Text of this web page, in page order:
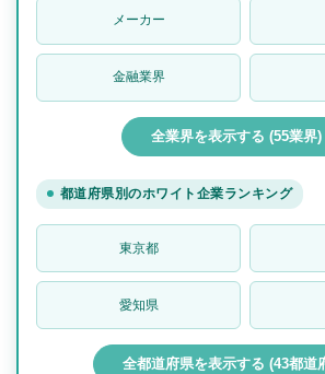
メーカー
金融業界
全業界を表示する (55業界
都道府県別のホワイト企業ランキング
東京都
愛知県
全都道府県を表示する (43都道